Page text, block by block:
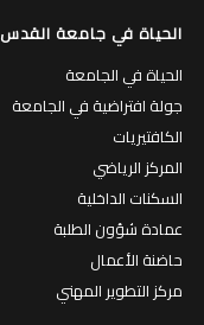
الحياة في جامعة القدس
الحياة في الجامعة
جولة افتراضية في الجامعة
الكافتيريات
المركز الرياضي
السكنات الداخلية
عمادة شؤون الطلبة
حاضنة الأعمال
مركز التطوير المهني